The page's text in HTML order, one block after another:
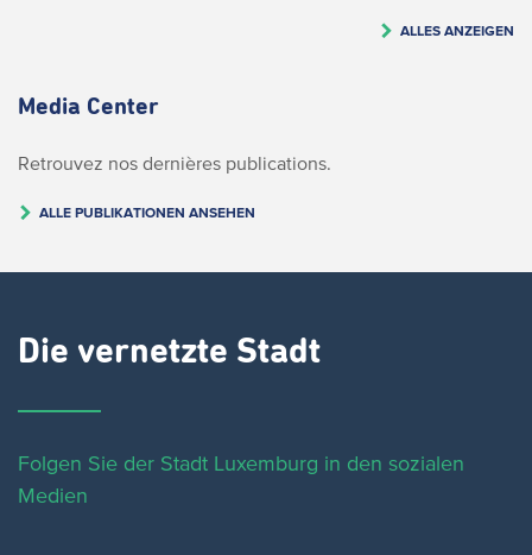
ALLES ANZEIGEN
Media Center
Retrouvez nos dernières publications.
ALLE PUBLIKATIONEN ANSEHEN
Die vernetzte Stadt
Folgen Sie der Stadt Luxemburg in den sozialen
Medien